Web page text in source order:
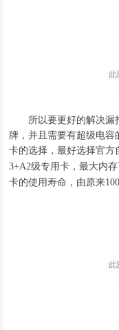
所以要更好的解决漏
牌 ， 并且需要有超级电容
卡的选择 ，最好选择官方
3+A2级专用卡 ，最大内
卡的使用寿命 ， 由原来